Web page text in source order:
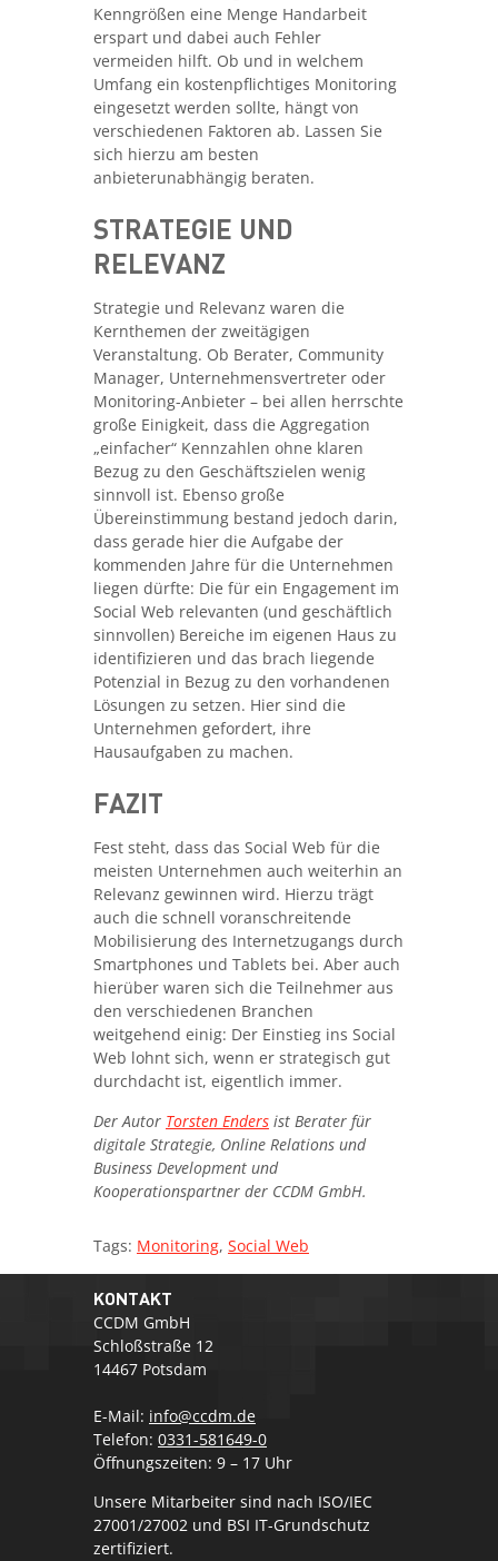
Kenngrößen eine Menge Handarbeit
erspart und dabei auch Fehler
vermeiden hilft. Ob und in welchem
Umfang ein kostenpflichtiges Monitoring
eingesetzt werden sollte, hängt von
verschiedenen Faktoren ab. Lassen Sie
sich hierzu am besten
anbieterunabhängig beraten.
STRATEGIE UND
RELEVANZ
Strategie und Relevanz waren die
Kernthemen der zweitägigen
Veranstaltung. Ob Berater, Community
Manager, Unternehmensvertreter oder
Monitoring-Anbieter – bei allen herrschte
große Einigkeit, dass die Aggregation
„einfacher“ Kennzahlen ohne klaren
Bezug zu den Geschäftszielen wenig
sinnvoll ist. Ebenso große
Übereinstimmung bestand jedoch darin,
dass gerade hier die Aufgabe der
kommenden Jahre für die Unternehmen
liegen dürfte: Die für ein Engagement im
Social Web relevanten (und geschäftlich
sinnvollen) Bereiche im eigenen Haus zu
identifizieren und das brach liegende
Potenzial in Bezug zu den vorhandenen
Lösungen zu setzen. Hier sind die
Unternehmen gefordert, ihre
Hausaufgaben zu machen.
FAZIT
Fest steht, dass das Social Web für die
meisten Unternehmen auch weiterhin an
Relevanz gewinnen wird. Hierzu trägt
auch die schnell voranschreitende
Mobilisierung des Internetzugangs durch
Smartphones und Tablets bei. Aber auch
hierüber waren sich die Teilnehmer aus
den verschiedenen Branchen
weitgehend einig: Der Einstieg ins Social
Web lohnt sich, wenn er strategisch gut
durchdacht ist, eigentlich immer.
Der Autor Torsten Enders ist Berater für
digitale Strategie, Online Relations und
Business Development und
Kooperationspartner der CCDM GmbH.
Tags: Monitoring, Social Web
KONTAKT
CCDM GmbH
Schloßstraße 12
14467 Potsdam
E-Mail: info@ccdm.de
Telefon: 0331-581649-0
Öffnungszeiten: 9 – 17 Uhr
Unsere Mitarbeiter sind nach ISO/IEC
27001/27002 und BSI IT-Grundschutz
zertifiziert.